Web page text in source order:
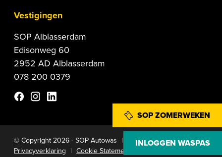
INLOGGEN WASPAS
SOP ZOMERWEKEN
Vestigingen
SOP Alblasserdam
Edisonweg 60
2952 AD Alblasserdam
078 200 0379
© Copyright 2026 - SOP Autowas |
Privacyverklaring | Cookie Statement